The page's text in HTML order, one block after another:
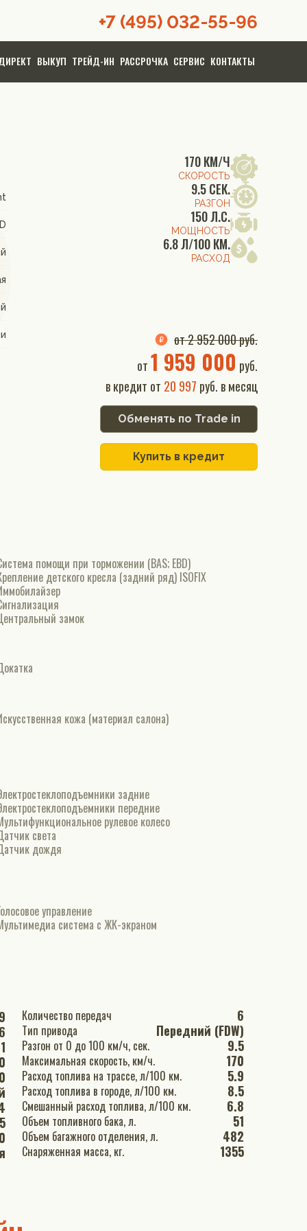
+7 (495) 032-55-96
ВЫКУП ТРЕЙД-ИН РАССРОЧКА СЕРВИС КОНТАКТЫ
170 КМ/Ч
СКОРОСТЬ
9.5 СЕК.
РАЗГОН
150 Л.С.
МОЩНОСТЬ
6.8 Л/100 КМ.
РАСХОД
от 2 952 000 руб.
от1 959 000 руб.
в кредит от 20 997 руб. в месяц
Обменять по Trade in
Купить в кредит
помощи при торможении (BAS; EBD)
детского кресла (задний ряд) ISOFIX
замок
кожа (материал салона)
задние
передние
рулевое колесо
света
дождя
управление
система с ЖК-экраном
Количество передач 6
Тип привода Передний (FDW)
Разгон от 0 до 100 км/ч, сек. 9.5
Максимальная скорость, км/ч. 170
Расход топлива на трассе, л/100 км. 5.9
Расход топлива в городе, л/100 км. 8.5
Смешанный расход топлива, л/100 км. 6.8
Объем топливного бака, л. 51
Объем багажного отделения, л. 482
Снаряженная масса, кг. 1355